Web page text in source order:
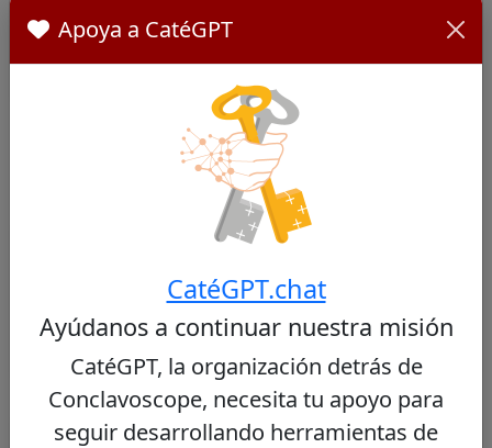
Paraguay - United States Department of State
Cardenales Similares
Otros cardenales de Paraguay
No se encontraron cardenales similares
Otros cardenales del mismo consistorio
Apoya a CatéGPT
CatéGPT.chat
Ayúdanos a continuar nuestra misión
CatéGPT, la organización detrás de
Conclavoscope, necesita tu apoyo para
seguir desarrollando herramientas de